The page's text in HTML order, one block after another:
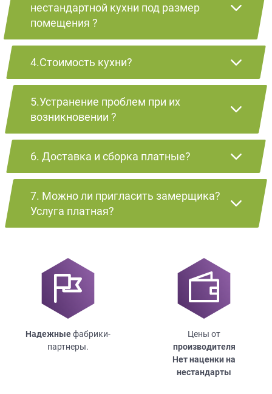
нестандартной кухни под размер
помещения ?
4.Стоимость кухни?
5.Устранение проблем при их
возникновении ?
6. Доставка и сборка платные?
7. Можно ли пригласить замерщика?
Услуга платная?
Надежныефабрики-
партнеры.
Цены от
производителя
Нет наценки на
нестандарты